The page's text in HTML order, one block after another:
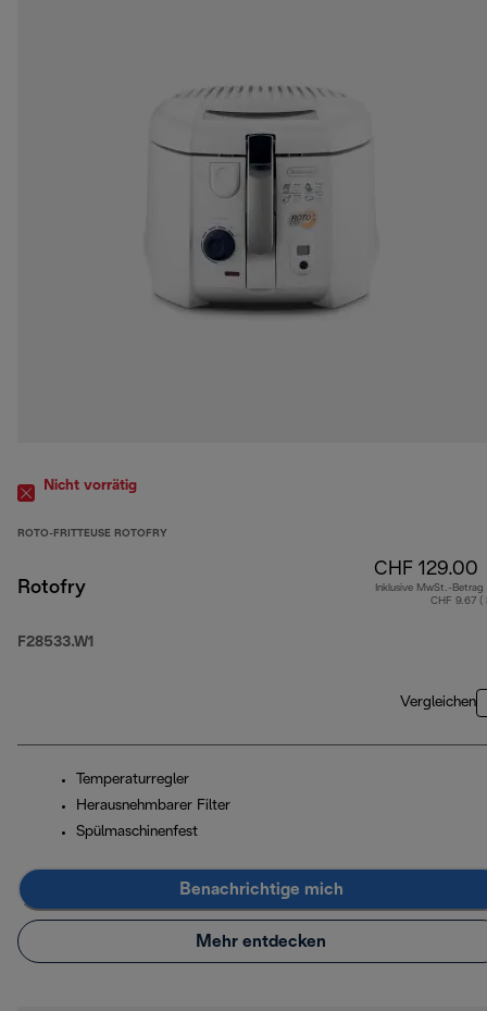
Nicht vorrätig
ROTO-FRITTEUSE ROTOFRY
Rotofry
F28533.W1
CHF 129.00
Inklusive MwSt.-Betrag
CHF 9.67 (
Vergleichen
Temperaturregler
Herausnehmbarer Filter
Spülmaschinenfest
Benachrichtige mich
Mehr entdecken